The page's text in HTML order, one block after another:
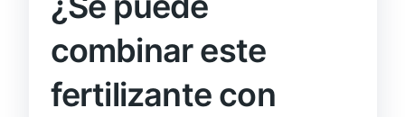
combinar este
fertilizante con